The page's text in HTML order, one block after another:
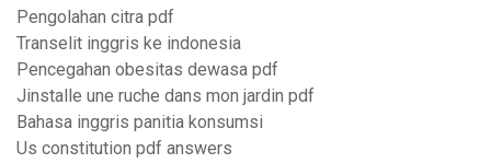
Pengolahan citra pdf
Transelit inggris ke indonesia
Pencegahan obesitas dewasa pdf
Jinstalle une ruche dans mon jardin pdf
Bahasa inggris panitia konsumsi
Us constitution pdf answers